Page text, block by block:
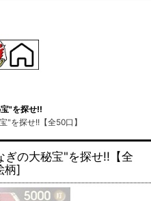
"を探せ!!
"を探せ!!【全50口】
ぎの大秘宝"を探せ!!【全
柄]